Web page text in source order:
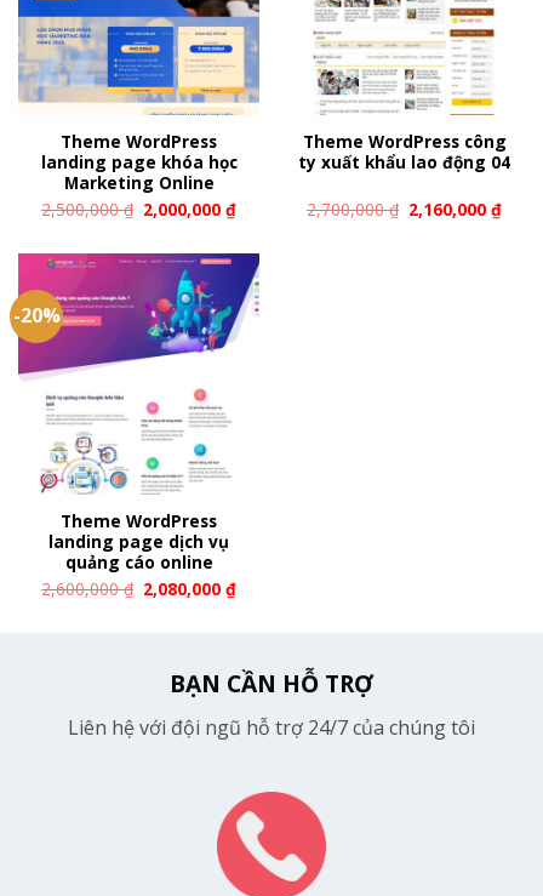
Theme WordPress
landing page khóa học
Marketing Online
2,500,000₫ 2,000,000₫
Theme WordPress công
ty xuất khẩu lao động 04
2,700,000₫ 2,160,000₫
-20%
Theme WordPress
landing page dịch vụ
quảng cáo online
2,600,000₫ 2,080,000₫
BẠN CẦN HỖ TRỢ
Liên hệ với đội ngũ hỗ trợ 24/7 của chúng tôi